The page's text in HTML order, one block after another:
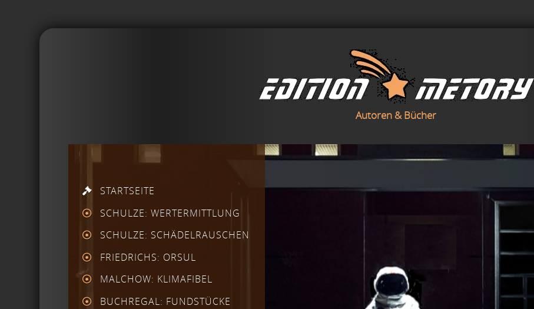
Autoren & Bücher
STARTSEITE
SCHULZE: WERTERMITTLUNG
SCHULZE: SCHÄDELRAUSCHEN
FRIEDRICHS: ORSUL
MALCHOW: KLIMAFIBEL
BUCHREGAL: FUNDSTÜCKE